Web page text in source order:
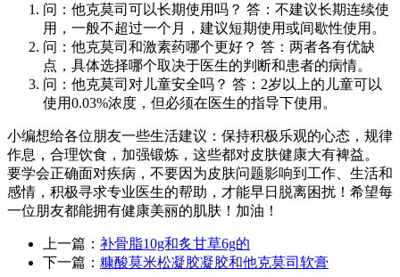
问：他克莫司可以长期使用吗？ 答：不建议长期连续使
用，一般不超过一个月，建议短期使用或间歇性使用。
问：他克莫司和激素药哪个更好？ 答：两者各有优缺
点，具体选择哪个取决于医生的判断和患者的病情。
问：他克莫司对儿童安全吗？ 答：2岁以上的儿童可以
使用0.03%浓度，但必须在医生的指导下使用。
小编想给各位朋友一些生活建议：保持积极乐观的心态，规律
作息，合理饮食，加强锻炼，这些都对皮肤健康大有裨益。
要学会正确面对疾病，不要因为皮肤问题影响到工作、生活和
感情，积极寻求专业医生的帮助，才能早日脱离困扰！希望每
一位朋友都能拥有健康美丽的肌肤！加油！
上一篇： 补骨脂10g和炙甘草6g的
下一篇： 糠酸莫米松凝胶凝胶和他克莫司软膏